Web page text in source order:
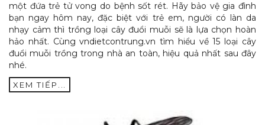
một đứa trẻ tử vong do bệnh sốt rét. Hãy bảo vệ gia đình
bạn ngay hôm nay, đặc biệt với trẻ em, người có làn da
nhạy cảm thì trồng loại cây đuổi muỗi sẽ là lựa chọn hoàn
hảo nhất. Cùng vndietcontrung.vn tìm hiểu về 15 loại cây
đuổi muỗi trồng trong nhà an toàn, hiệu quả nhất sau đây
nhé.
XEM TIẾP...